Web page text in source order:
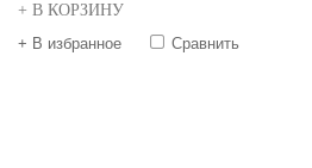
+ В КОРЗИНУ
+ В избранное
Сравнить